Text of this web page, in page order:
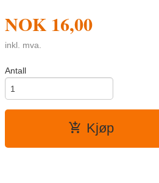
NOK 16,00
inkl. mva.
Antall
Kjøp